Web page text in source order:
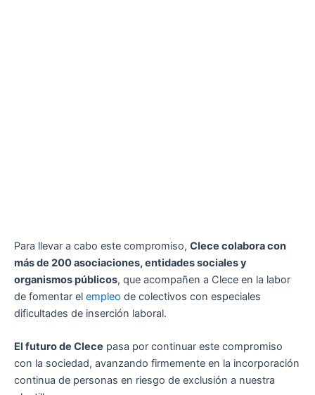
Para llevar a cabo este compromiso, Clece colabora con
más de 200 asociaciones, entidades sociales y
organismos públicos, que acompañen a Clece en la labor
de fomentar el empleo de colectivos con especiales
dificultades de inserción laboral.
El futuro de Clece pasa por continuar este compromiso
con la sociedad, avanzando firmemente en la incorporación
continua de personas en riesgo de exclusión a nuestra